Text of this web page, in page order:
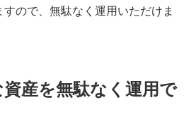
ので、無駄なく運用いただけま
産を無駄なく運用で